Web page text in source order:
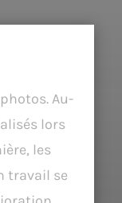
Au-
lors
les
travail se